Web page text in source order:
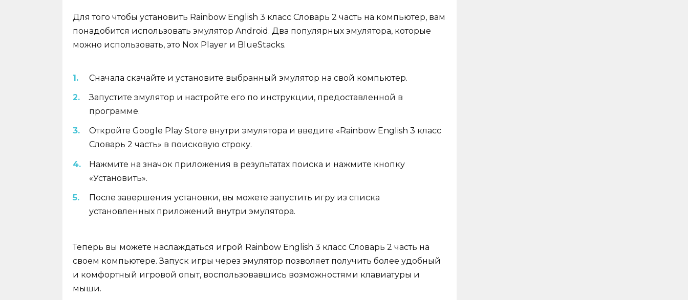
Для того чтобы установить Rainbow English 3 класс Словарь 2 часть на компьютер, вам
понадобится использовать эмулятор Android. Два популярных эмулятора, которые
можно использовать, это Nox Player и BlueStacks.
Сначала скачайте и установите выбранный эмулятор на свой компьютер.
Запустите эмулятор и настройте его по инструкции, предоставленной в
программе.
Откройте Google Play Store внутри эмулятора и введите «Rainbow English 3 класс
Словарь 2 часть» в поисковую строку.
Нажмите на значок приложения в результатах поиска и нажмите кнопку
«Установить».
После завершения установки, вы можете запустить игру из списка
установленных приложений внутри эмулятора.
Теперь вы можете наслаждаться игрой Rainbow English 3 класс Словарь 2 часть на
своем компьютере. Запуск игры через эмулятор позволяет получить более удобный
и комфортный игровой опыт, воспользовавшись возможностями клавиатуры и
мыши.